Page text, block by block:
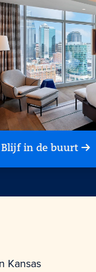
Blijf in de buurt
Kansas